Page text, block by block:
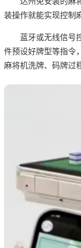
装操作就能实现控制
蓝牙或无线信号
件预设好牌型等指令
麻将机洗牌、码牌过